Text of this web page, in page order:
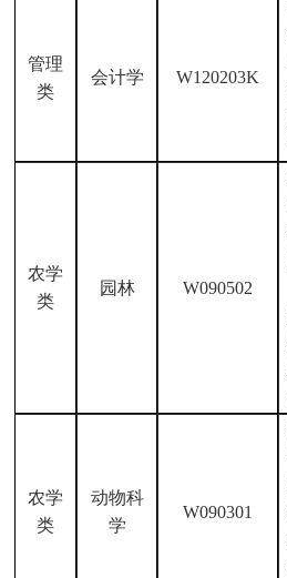
管理
类
会计学 W120203K
农学
类
园林 W090502
农学
类
动物科
学
W090301